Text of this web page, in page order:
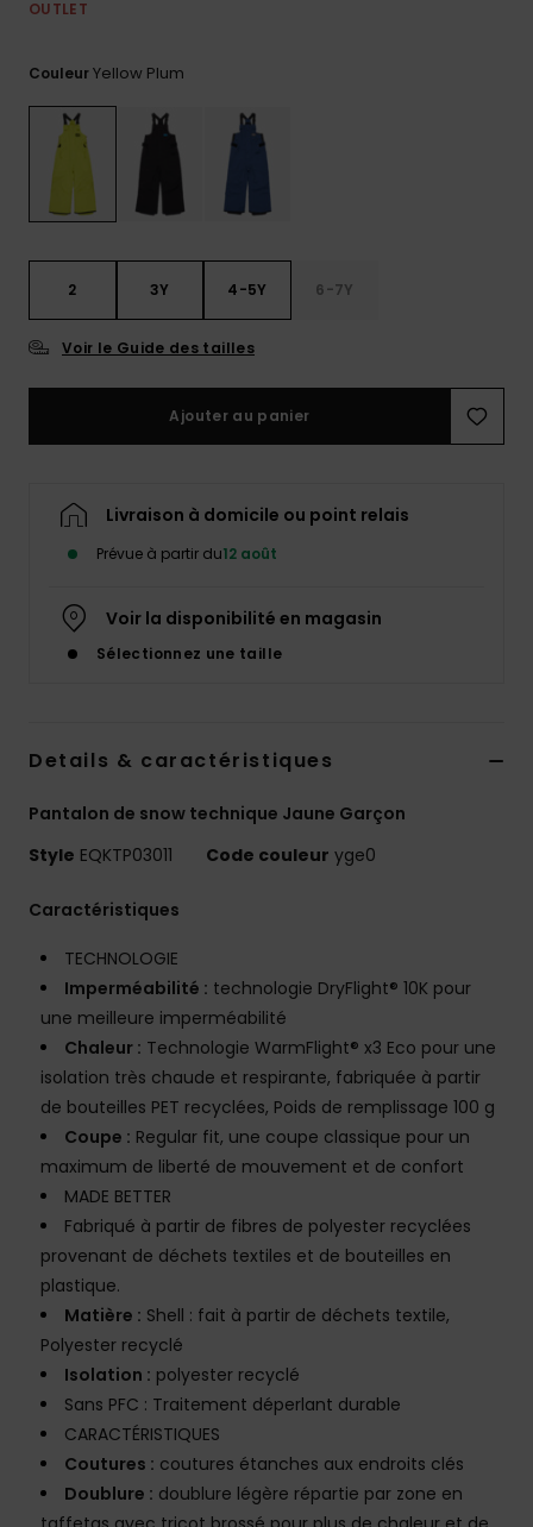
les plus
formulaire
de
contact.
Consulter
OUTLET
CouleurYellow Plum
2 3Y 4-5Y 6-7Y
Voir le Guide des tailles
Ajouter au panier
Livraison à domicile ou point relais
Prévue à partir du12 août
Voir la disponibilité en magasin
Sélectionnez une taille
Details & caractéristiques
Pantalon de snow technique Jaune Garçon
Style EQKTP03011 Code couleur yge0
Caractéristiques
TECHNOLOGIE
Imperméabilité : technologie DryFlight® 10K pour
une meilleure imperméabilité
Chaleur : Technologie WarmFlight® x3 Eco pour une
isolation très chaude et respirante, fabriquée à partir
de bouteilles PET recyclées, Poids de remplissage 100 g
Coupe : Regular fit, une coupe classique pour un
maximum de liberté de mouvement et de confort
MADE BETTER
Fabriqué à partir de fibres de polyester recyclées
provenant de déchets textiles et de bouteilles en
plastique.
Matière : Shell : fait à partir de déchets textile,
Polyester recyclé
Isolation : polyester recyclé
Sans PFC : Traitement déperlant durable
CARACTÉRISTIQUES
Coutures : coutures étanches aux endroits clés
Doublure : doublure légère répartie par zone en